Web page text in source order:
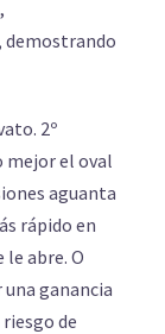
demostrando
2º
mejor el oval
aguanta
rápido en
le abre. O
ganancia
de